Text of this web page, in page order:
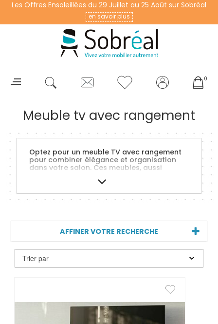
Les Offres Ensoleillées du 29 Juillet au 25 Août sur Sobréal
en savoir plus
0
Meuble tv avec rangement
Optez pour un meuble TV avec rangement
pour combiner élégance et organisation
dans votre salon. Ces meubles, aussi
espace dédié pour votre télévision et vos
appareils multimédias, tout en vous
permettant de ranger vos DVD, livres et
charme et s'adapte à votre style. Un choix
idéal pour un salon bien agencé et un
AFFINER VOTRE RECHERCHE